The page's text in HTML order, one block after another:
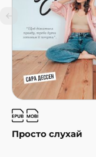
Просто слухай